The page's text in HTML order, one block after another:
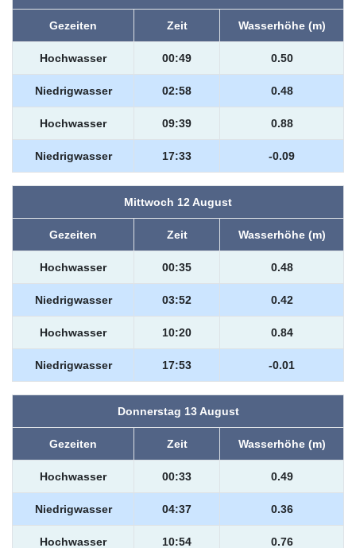
Gezeiten Zeit Wasserhöhe (m)
Hochwasser 00:49 0.50
Niedrigwasser 02:58 0.48
Hochwasser 09:39 0.88
Niedrigwasser 17:33 -0.09
Mittwoch 12 August
Gezeiten Zeit Wasserhöhe (m)
Hochwasser 00:35 0.48
Niedrigwasser 03:52 0.42
Hochwasser 10:20 0.84
Niedrigwasser 17:53 -0.01
Donnerstag 13 August
Gezeiten Zeit Wasserhöhe (m)
Hochwasser 00:33 0.49
Niedrigwasser 04:37 0.36
Hochwasser 10:54 0.76